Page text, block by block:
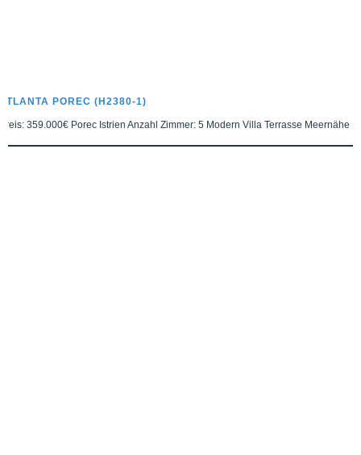
ATLANTA POREC (H2380-1)
Preis: 359.000€ Porec Istrien Anzahl Zimmer: 5 Modern Villa Terrasse Meernähe